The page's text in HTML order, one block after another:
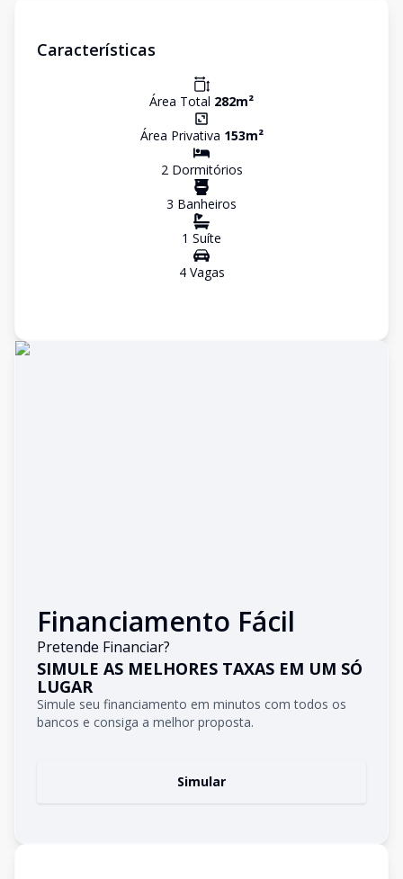
Características
Área Total 282m²
Área Privativa 153m²
2Dormitórios
3 Banheiros
1 Suíte
4Vagas
Financiamento Fácil
Pretende Financiar?
SIMULE AS MELHORES TAXAS EM UM SÓ
LUGAR
Simule seu financiamento em minutos com todos os
bancos e consiga a melhor proposta.
Simular